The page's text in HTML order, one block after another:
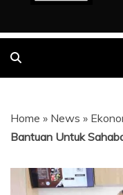
Home » News »
Bantuan Untuk